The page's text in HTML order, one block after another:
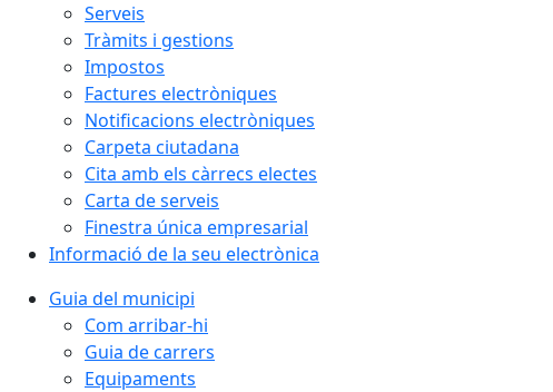
Serveis
Tràmits i gestions
Impostos
Factures electròniques
Notificacions electròniques
Carpeta ciutadana
Cita amb els càrrecs electes
Carta de serveis
Finestra única empresarial
Informació de la seu electrònica
Guia del municipi
Com arribar-hi
Guia de carrers
Equipaments